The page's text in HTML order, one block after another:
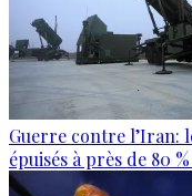
Guerre contre l’Iran:
épuisés à près de 80